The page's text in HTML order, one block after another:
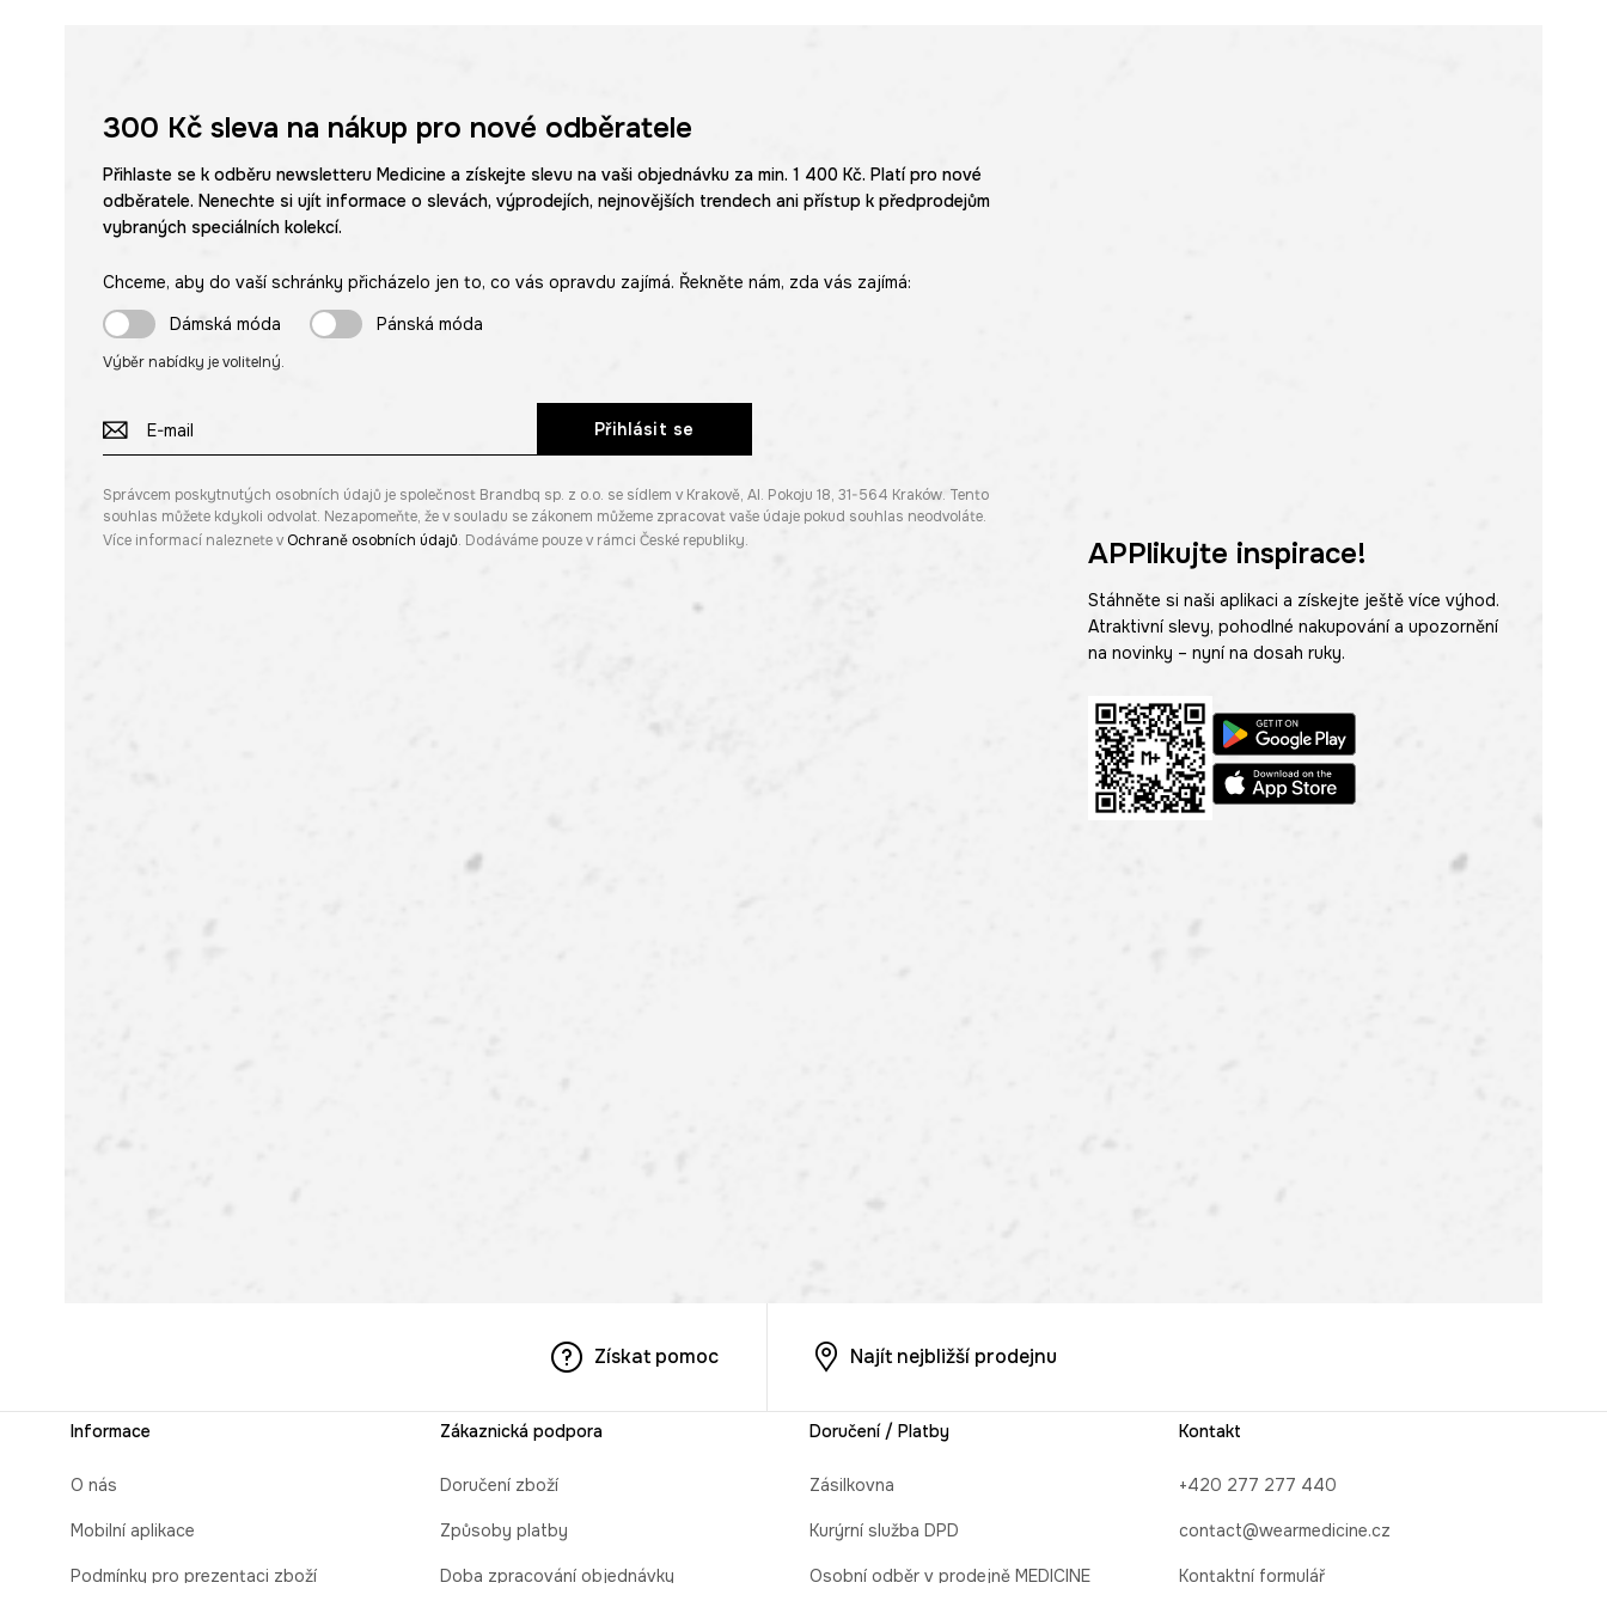
300 Kčsleva na nákup pro nové odběratele
Přihlaste se k odběru newsletteru Medicine a získejte slevu na vaši objednávku za min. 1 400 Kč. Platí pro nové
odběratele. Nenechte si ujít informace o slevách, výprodejích, nejnovějších trendech ani přístup k předprodejům
vybraných speciálních kolekcí.
Chceme, aby do vaší schránky přicházelo jen to, co vás opravdu zajímá. Řekněte nám, zda vás zajímá:
Dámská móda
Pánská móda
Výběr nabídky je volitelný.
Přihlásit se
Správcem poskytnutých osobních údajů je společnost Brandbq sp. z o.o. se sídlem v Krakově, Al. Pokoju 18, 31-564 Kraków. Tento
souhlas můžete kdykoli odvolat. Nezapomeňte, že v souladu se zákonem můžeme zpracovat vaše údaje pokud souhlas neodvoláte.
Více informací naleznete v Ochraně osobních údajů. Dodáváme pouze v rámci České republiky. APPlikujte inspirace!
Stáhněte si naši aplikaci a získejte ještě více výhod.
Atraktivní slevy, pohodlné nakupování a upozornění
na novinky – nyní na dosah ruky.
Získat pomoc Najít nejbližší prodejnu
Informace
O nás
Mobilní aplikace
Podmínky pro prezentaci zboží
Zákaznická podpora
Doručení zboží
Způsoby platby
Doba zpracování objednávky
Doručení / Platby
Zásilkovna
Kurýrní služba DPD
Osobní odběr v prodejně MEDICINE
Kontakt
+420 277 277 440
contact@wearmedicine.cz
Kontaktní formulář